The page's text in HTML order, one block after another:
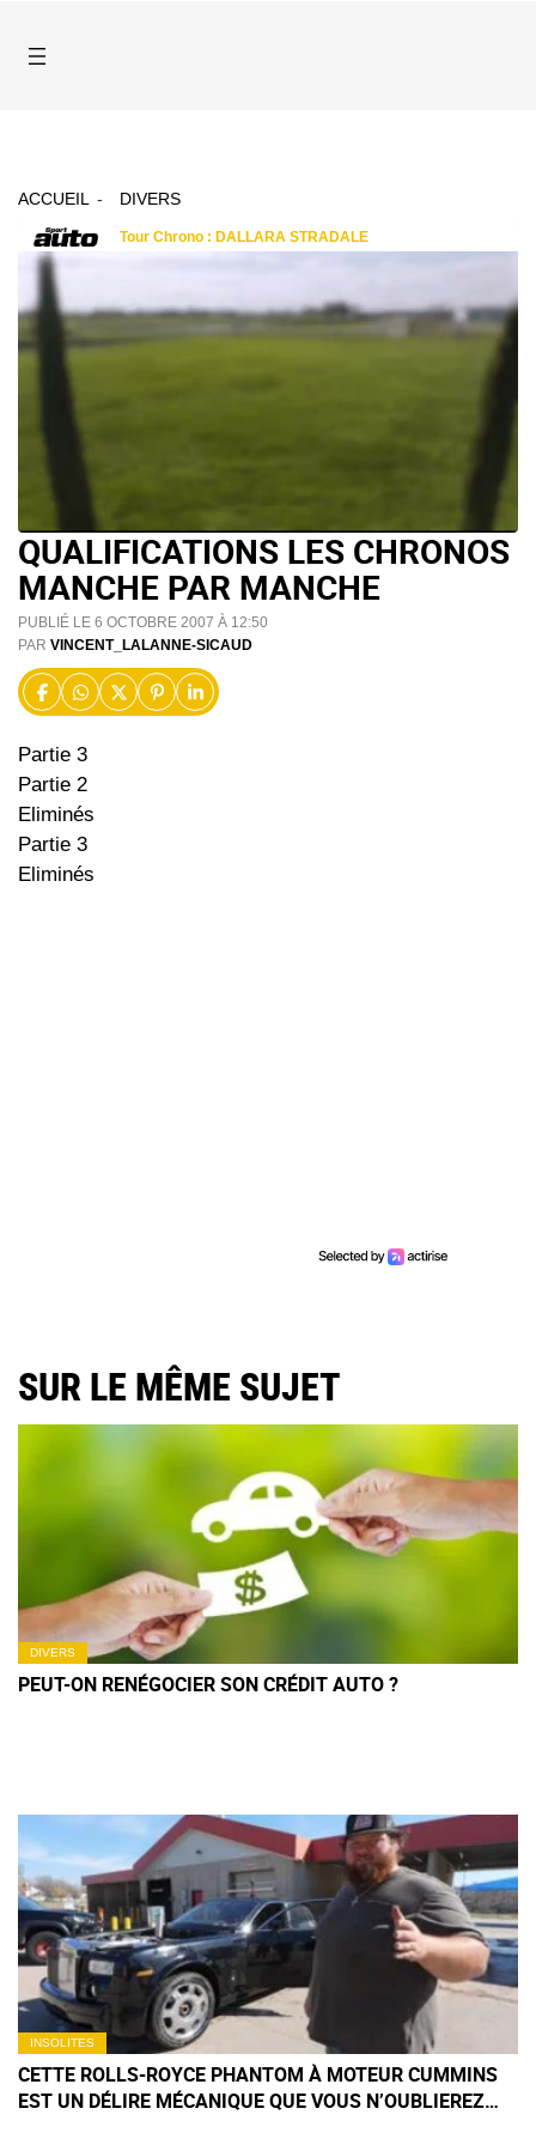
ACCUEIL DIVERS
QUALIFICATIONS LES CHRONOS
MANCHE PAR MANCHE
PUBLIÉ LE 6 OCTOBRE 2007 À 12:50
PAR VINCENT_LALANNE-SICAUD
Partie 3
Partie 2
Eliminés
Partie 3
Eliminés
SUR LE MÊME SUJET
DIVERS
PEUT-ON RENÉGOCIER SON CRÉDIT AUTO ?
INSOLITES
CETTE ROLLS-ROYCE PHANTOM À MOTEUR CUMMINS
EST UN DÉLIRE MÉCANIQUE QUE VOUS N’OUBLIEREZ